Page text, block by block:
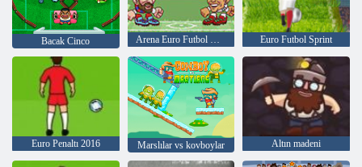
Bacak Cinco Arena Euro Futbol Heads Euro Futbol Sprint
Euro Penaltı 2016 Marslılar vs kovboylar Altın madeni